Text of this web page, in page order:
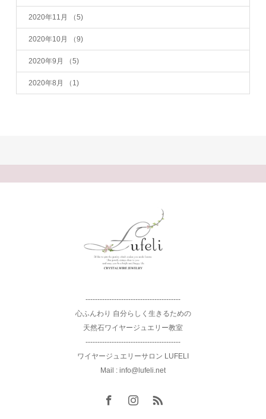
2020年11月 （5)
2020年10月 （9)
2020年9月 （5)
2020年8月 （1)
----------------------------------------
心ふんわり 自分らしく生きるための
天然石ワイヤージュエリー教室
----------------------------------------
ワイヤージュエリーサロン LUFELI
Mail : info@lufeli.net